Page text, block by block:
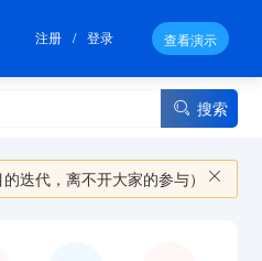
查看演示
登录
/
注册
搜索
迭代，离不开大家的参与）